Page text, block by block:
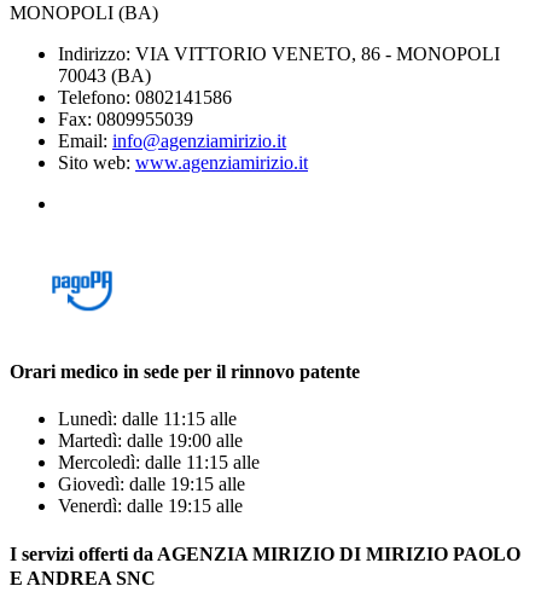
MONOPOLI (BA)
Indirizzo: VIA VITTORIO VENETO, 86 - MONOPOLI
70043 (BA)
Telefono: 0802141586
Fax: 0809955039
Email: info@agenziamirizio.it
Sito web: www.agenziamirizio.it
Orari medico in sede per il rinnovo patente
Lunedì: dalle 11:15 alle
Martedì: dalle 19:00 alle
Mercoledì: dalle 11:15 alle
Giovedì: dalle 19:15 alle
Venerdì: dalle 19:15 alle
I servizi offerti da AGENZIA MIRIZIO DI MIRIZIO PAOLO
E ANDREA SNC